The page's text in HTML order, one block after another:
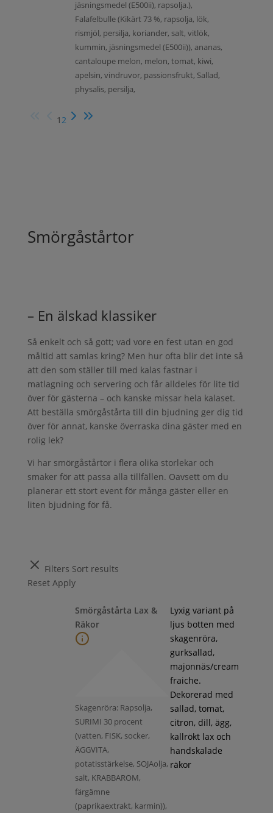
jäsningsmedel (E500ii), rapsolja.),
Falafelbulle (Kikärt 73 %, rapsolja, lök,
rismjöl, persilja, koriander, salt, vitlök,
kummin, jäsningsmedel (E500ii)), ananas,
cantaloupe melon, melon, tomat, kiwi,
apelsin, vindruvor, passionsfrukt, Sallad,
physalis, persilja,
1 2
Smörgåstårtor
– En älskad klassiker
Så enkelt och så gott; vad vore en fest utan en god
måltid att samlas kring? Men hur ofta blir det inte så
att den som ställer till med kalas fastnar i
matlagning och servering och får alldeles för lite tid
över för gästerna – och kanske missar hela kalaset.
Att beställa smörgåstårta till din bjudning ger dig tid
över för annat, kanske överraska dina gäster med en
rolig lek?
Vi har smörgåstårtor i flera olika storlekar och
smaker för att passa alla tillfällen. Oavsett om du
planerar ett stort event för många gäster eller en
liten bjudning för få.
Filters Sort results
Reset Apply
Smörgåstårta Lax &
Räkor
Skagenröra: Rapsolja,
SURIMI 30 procent
(vatten, FISK, socker,
ÄGGVITA,
potatisstärkelse, SOJAolja,
salt, KRABBAROM,
färgämne
(paprikaextrakt, karmin)),
Lyxig variant på
ljus botten med
skagenröra,
gurksallad,
majonnäs/cream
fraiche.
Dekorerad med
sallad, tomat,
citron, dill, ägg,
kallrökt lax och
handskalade
räkor